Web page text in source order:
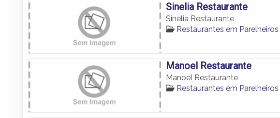
Sinelia Restaurante
Sinelia Restaurante
Restaurantes em Parelheiros
Manoel Restaurante
Manoel Restaurante
Restaurantes em Parelheiros